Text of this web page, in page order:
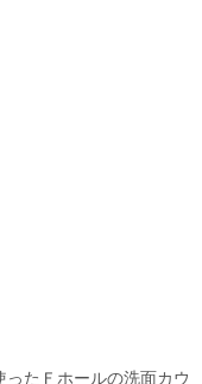
ったＦホールの洗面カウ